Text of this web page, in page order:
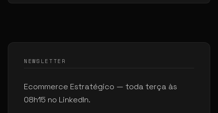
NEWSLETTER
Ecommerce Estratégico — toda terça às
08h15 no LinkedIn.